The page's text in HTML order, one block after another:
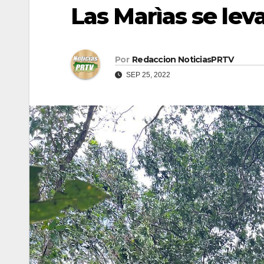
Las Marìas se
Por Redaccion NoticiasPRTV
SEP 25, 2022